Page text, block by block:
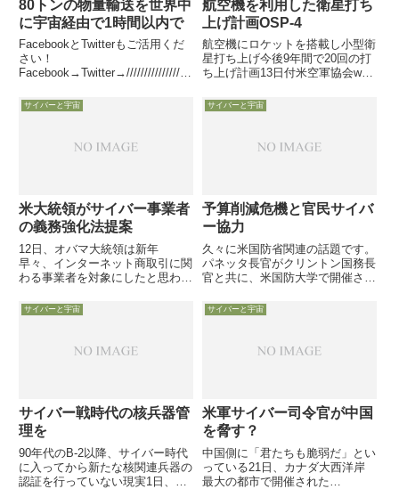
飛行（7回目）を終え、加州
Vandenberg ...
80トンの物量輸送を世界中
に宇宙経由で1時間以内で
FacebookとTwitterもご活用くだ
さい！
Facebook→Twitter→//////////////////
////////////...
航空機を利用した衛星打ち
上げ計画OSP-4
航空機にロケットを搭載し小型衛
星打ち上げ今後9年間で20回の打
ち上げ計画13日付米空軍協会web
である宇宙関連企業「Virgin
Orbit」とその子会社「VOX
ト発射方式に...
サイバーと宇宙
米大統領がサイバー事業者
の義務強化法提案
12日、オバマ大統領は新年
早々、インターネット商取引に関
わる事業者を対象にしたと思われ
Data Notification and Protection
Act」を提案すると講演で語りま
サイバーと宇宙
予算削減危機と官民サイバ
ー協力
久々に米国防省関連の話題です。
パネッタ長官がクリントン国務長
官と共に、米国防大学で開催され
副長官が軍需産業団体の会合でサ
イバー戦について語った内容をご
サイバーと宇宙
サイバー戦時代の核兵器管
理を
90年代のB-2以降、サイバー時代
に入ってから新たな核関連兵器の
認証を行っていない現実1日、米
サイバーと宇宙
米軍サイバー司令官が中国
を脅す？
中国側に「君たちも脆弱だ」とい
っている21日、カナダ大西洋岸
最大の都市で開催された